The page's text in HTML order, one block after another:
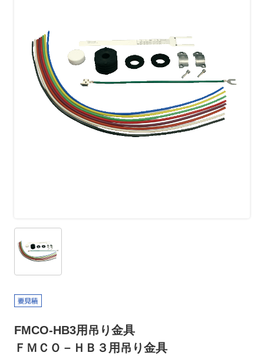
FMCO-HB3用吊り金具
ＦＭＣＯ－ＨＢ３用吊り金具